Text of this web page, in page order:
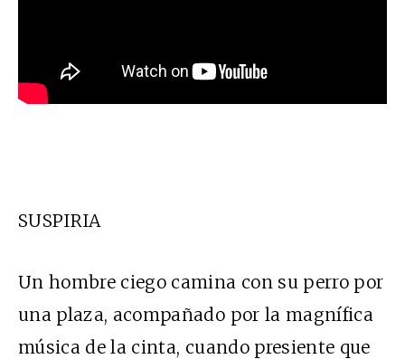
SUSPIRIA
Un hombre ciego camina con su perro por
una plaza, acompañado por la magnífica
música de la cinta, cuando presiente que